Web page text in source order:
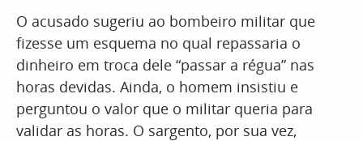
O acusado sugeriu ao bombeiro militar que
fizesse um esquema no qual repassaria o
dinheiro em troca dele “passar a régua” nas
horas devidas. Ainda, o homem insistiu e
perguntou o valor que o militar queria para
validar as horas. O sargento, por sua vez,